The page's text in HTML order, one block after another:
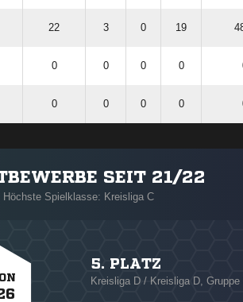
22 3 0 19
0 0 0 0
0 0 0 0
SEIT 21/22
Höchste Spielklasse: Kreisliga C
5. PLATZ
Kreisliga D / Kreisliga D, Gruppe